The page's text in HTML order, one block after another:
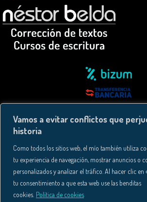
Vamos a evitar conflictos que
historia
Como todos los sitios web, el mío también utiliza
tu experiencia de navegación, mostrar anuncios o
personalizados y analizar el tráfico. Al hacer clic en
tu consentimiento a que esta web use las benditas
cookies. Política de cookies